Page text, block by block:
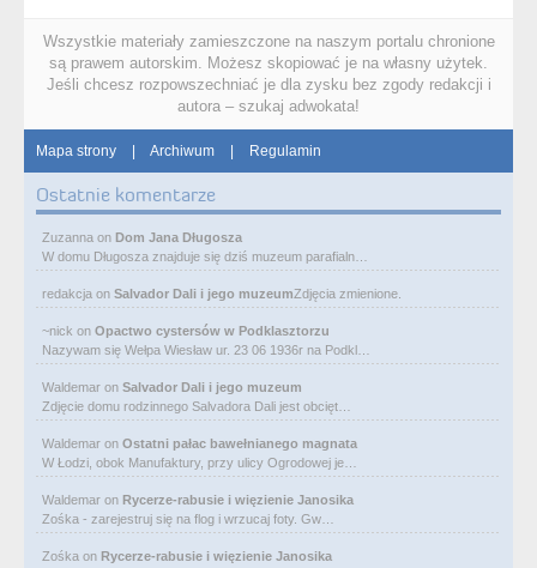
Wszystkie materiały zamieszczone na naszym portalu chronione
są prawem autorskim. Możesz skopiować je na własny użytek.
Jeśli chcesz rozpowszechniać je dla zysku bez zgody redakcji i
autora – szukaj adwokata!
Mapa strony | Archiwum | Regulamin
Ostatnie komentarze
Zuzanna on Dom Jana Długosza
W domu Długosza znajduje się dziś muzeum parafialn…
redakcja on Salvador Dali i jego muzeumZdjęcia zmienione.
~nick on Opactwo cystersów w Podklasztorzu
Nazywam się Wełpa Wiesław ur. 23 06 1936r na Podkl…
Waldemar on Salvador Dali i jego muzeum
Zdjęcie domu rodzinnego Salvadora Dali jest obcięt…
Waldemar on Ostatni pałac bawełnianego magnata
W Łodzi, obok Manufaktury, przy ulicy Ogrodowej je…
Waldemar on Rycerze-rabusie i więzienie Janosika
Zośka - zarejestruj się na flog i wrzucaj foty. Gw…
Zośka on Rycerze-rabusie i więzienie Janosika